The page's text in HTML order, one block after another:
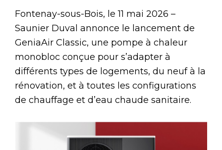
Fontenay-sous-Bois, le 11 mai 2026 –
Saunier Duval annonce le lancement de
GeniaAir Classic, une pompe à chaleur
monobloc conçue pour s’adapter à
différents types de logements, du neuf à la
rénovation, et à toutes les configurations
de chauffage et d’eau chaude sanitaire.